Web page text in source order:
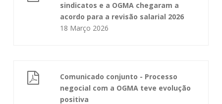
sindicatos e a OGMA chegaram a
acordo para a revisão salarial 2026
18 Março 2026
Comunicado conjunto - Processo
negocial com a OGMA teve evolução
positiva